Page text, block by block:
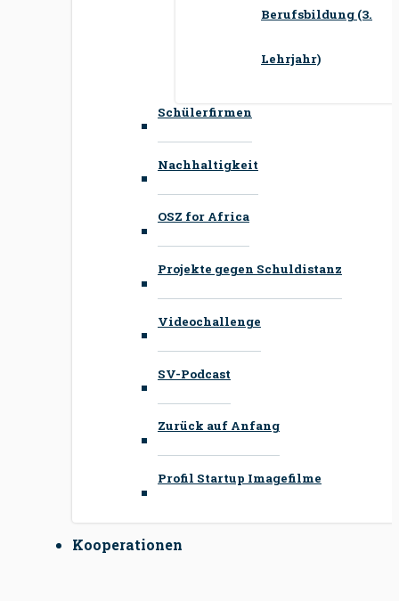
Berufsbildung (3.
Lehrjahr)
Schülerfirmen
Nachhaltigkeit
OSZ for Africa
Projekte gegen Schuldistanz
Videochallenge
SV-Podcast
Zurück auf Anfang
Profil Startup Imagefilme
Kooperationen